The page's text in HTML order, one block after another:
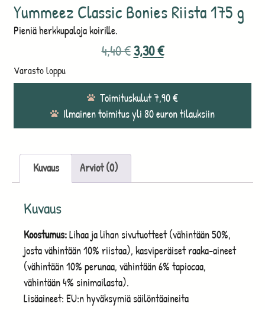
Yummeez Classic Bonies Riista 175 g
Pieniä herkkupaloja koirille.
4,40€ 3,30€
Varasto loppu
Toimituskulut 7,90 €
Ilmainen toimitus yli 80 euron tilauksiin
Kuvaus Arviot (0)
Kuvaus
Koostumus:Lihaa ja lihan sivutuotteet (vähintään 50%,
josta vähintään 10% riistaa), kasviperäiset raaka-aineet
(vähintään 10% perunaa, vähintään 6% tapiocaa,
vähintään 4% sinimailasta).
Lisäaineet: EU:n hyväksymiä säilöntäaineita